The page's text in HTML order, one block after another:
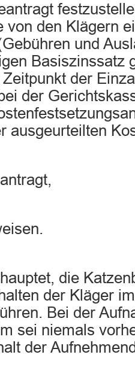
von den Klägern
und
Basiszinssatz
der
der
ausgeurteilten
die
der Kläger
Bei der
sei niemals
der